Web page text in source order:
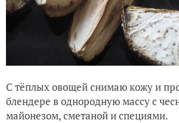
С тёплых овощей снимаю кожу и
блендере в однородную массу с
майонезом, сметаной и специями.